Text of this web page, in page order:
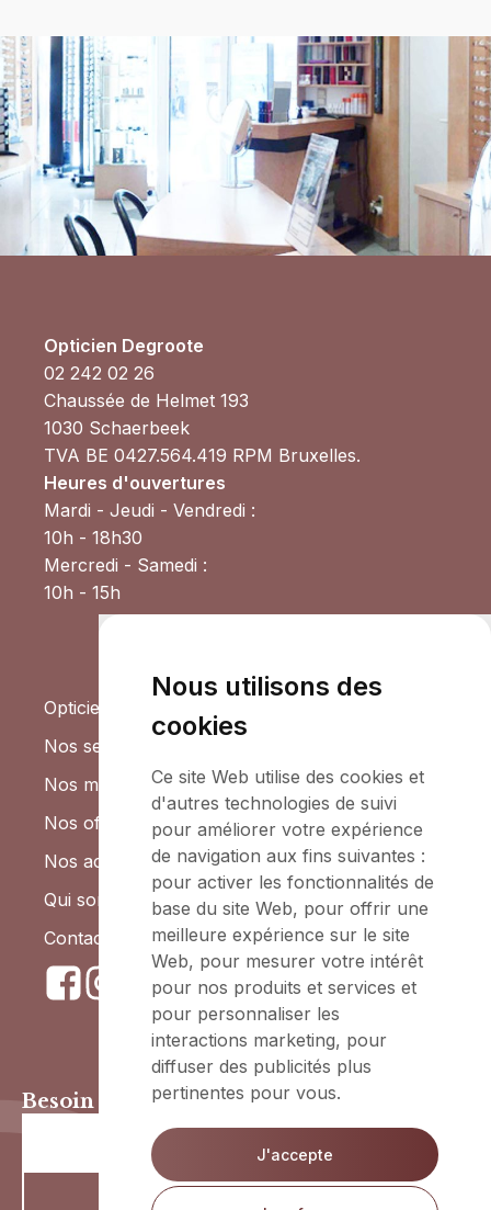
Nous utilisons des
cookies
Ce site Web utilise des cookies et
d'autres technologies de suivi
pour améliorer votre expérience
de navigation aux fins suivantes :
pour activer les fonctionnalités de
base du site Web, pour offrir une
meilleure expérience sur le site
Web, pour mesurer votre intérêt
pour nos produits et services et
pour personnaliser les
interactions marketing, pour
diffuser des publicités plus
pertinentes pour vous.
J'accepte
Opticien Degroote
02 242 02 26
Chaussée de Helmet 193
1030 Schaerbeek
TVA BE 0427.564.419 RPM Bruxelles.
Heures d'ouvertures
Mardi - Jeudi - Vendredi :
10h - 18h30
Mercredi - Samedi :
10h - 15h
Opticien Degroote
Nos services
Nos marques
Nos offres
Nos actualités
Qui sommes-nous ?
Contactez-nous
Besoin d'un conseil ?